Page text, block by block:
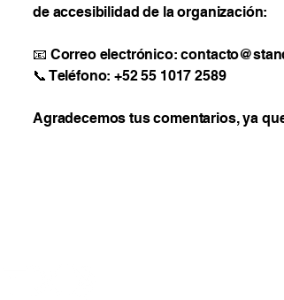
de accesibilidad de la organización:
📧 Correo electrónico:
📞 Teléfono: +52 55 1017 2589
Agradecemos tus comentarios, ya